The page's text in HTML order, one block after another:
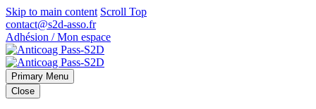
Skip to main content Scroll Top
contact@s2d-asso.fr
Adhésion / Mon espace
Primary Menu
Close